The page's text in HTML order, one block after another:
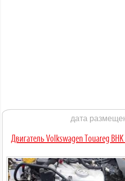
дата
Двигатель Volkswagen Touareg